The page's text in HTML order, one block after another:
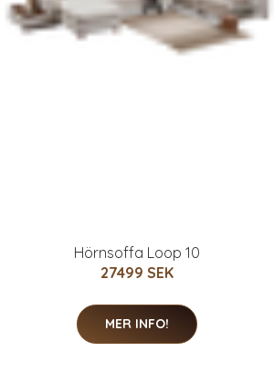
Hörnsoffa Loop 10
27499 SEK
MER INFO!